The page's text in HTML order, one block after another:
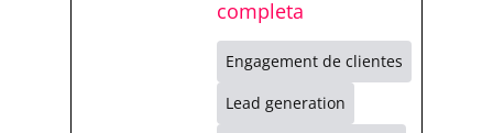
completa
Engagement de clientes
Lead generation